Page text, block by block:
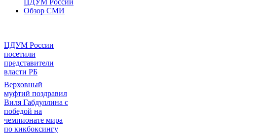
ЦДУМ России
Обзор СМИ
ЦДУМ России
посетили
представители
власти РБ
Верховный
муфтий поздравил
Виля Габдуллина с
победой на
чемпионате мира
по кикбоксингу